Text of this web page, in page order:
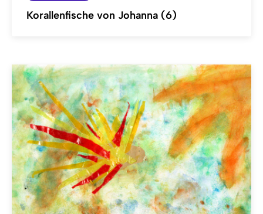
Korallenfische von Johanna (6)